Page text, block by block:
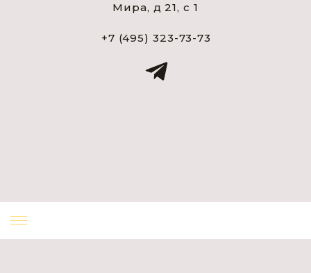
Мира, д 21, с 1
+7 (495) 323-73-73